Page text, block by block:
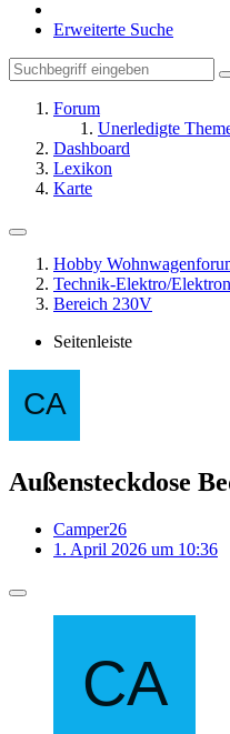
Erweiterte Suche
Forum
Unerledigte
Dashboard
Lexikon
Karte
Hobby
Technik-Elektro/
Bereich 230V
Seitenleiste
Außensteckdose
Camper26
1. April 2026 um 10:36